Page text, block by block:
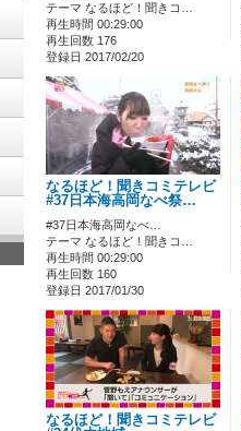
テーマ なるほど！聞きコ…
再生時間 00:29:00
再生回数 176
登録日 2017/02/20
なるほど！聞きコミテレビ
#37日本海高岡なべ祭…
#37日本海高岡なべ…
テーマ なるほど！聞きコ…
再生時間 00:29:00
再生回数 160
登録日 2017/01/30
なるほど！聞きコミテレビ